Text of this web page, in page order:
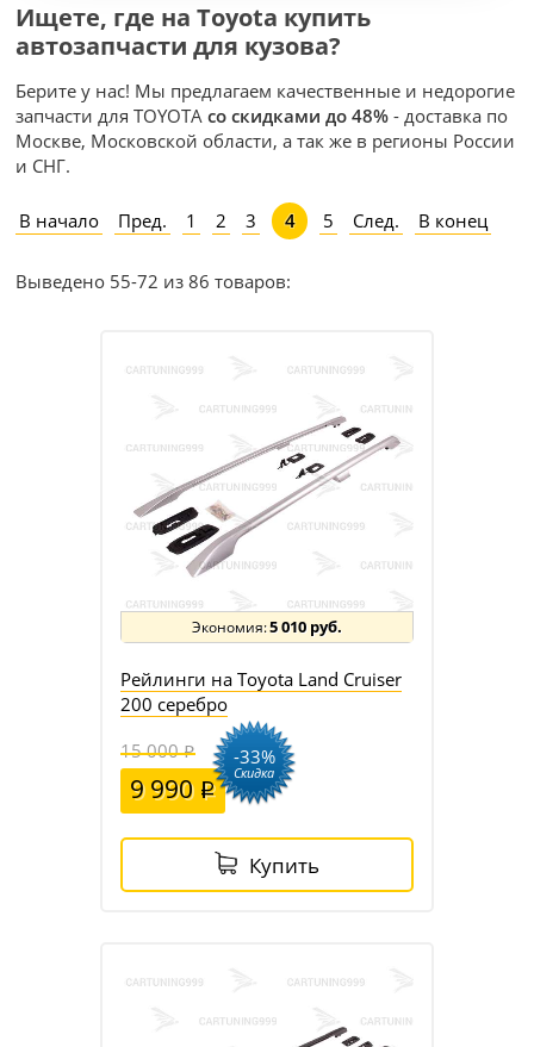
Ищете, где на Toyota купить
автозапчасти для кузова?
Берите у нас! Мы предлагаем качественные и недорогие
запчасти для TOYOTAсо скидками до 48% - доставка по
Москве, Московской области, а так же в регионы России
и СНГ.
В начало Пред. 1 2 3 4 5 След. В конец
Выведено 55-72 из 86 товаров:
5 010 руб.
Рейлинги на Toyota Land Cruiser
200 серебро
15 000
9 990
-33%
Скидка
Купить